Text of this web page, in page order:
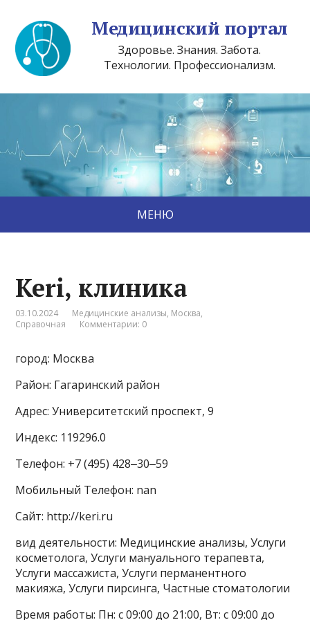
Медицинский портал
Здоровье. Знания. Забота.
Технологии. Профессионализм.
МЕНЮ
Keri, клиника
03.10.2024 Медицинские анализы, Москва,
Справочная
Комментарии: 0
город: Москва
Район: Гагаринский район
Адрес: Университетский проспект, 9
Индекс: 119296.0
Телефон: +7 (495) 428‒30‒59
Мобильный Телефон: nan
Сайт: http://keri.ru
вид деятельности: Медицинские анализы, Услуги
косметолога, Услуги мануального терапевта,
Услуги массажиста, Услуги перманентного
макияжа, Услуги пирсинга, Частные стоматологии
Время работы: Пн: с 09:00 до 21:00, Вт: с 09:00 до